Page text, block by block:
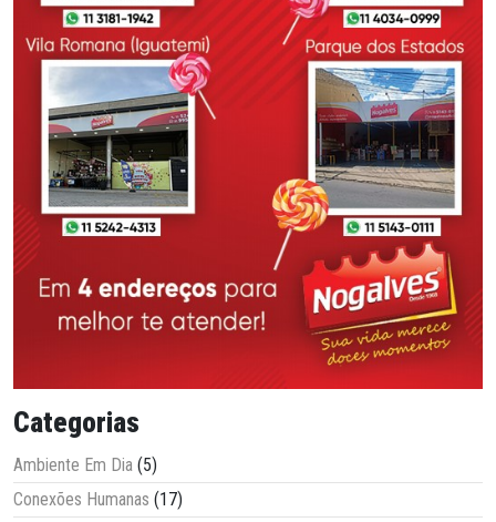
Categorias
Ambiente Em Dia (5)
Conexões Humanas (17)